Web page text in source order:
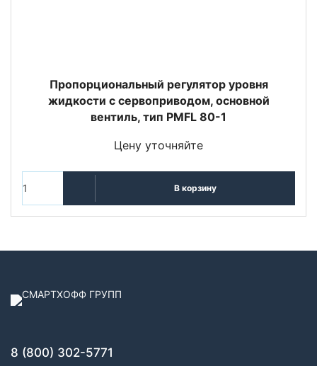
Пропорциональный регулятор уровня
жидкости с сервоприводом, основной
вентиль, тип PMFL 80-1
Цену уточняйте
В корзину
8 (800) 302-5771